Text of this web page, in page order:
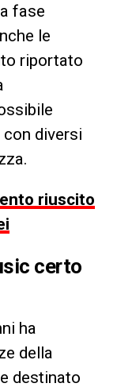
fase
le
riportato
diversi
riuscito
certo
ha
della
destinato